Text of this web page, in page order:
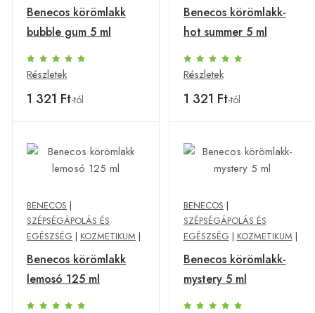
Benecos körömlakk
bubble gum 5 ml
Részletek
1 321 Ft-tól
Benecos körömlakk-
hot summer 5 ml
Részletek
1 321 Ft-tól
BENECOS |
SZÉPSÉGÁPOLÁS ÉS
EGÉSZSÉG | KOZMETIKUM |
Benecos körömlakk
lemosó 125 ml
BENECOS |
SZÉPSÉGÁPOLÁS ÉS
EGÉSZSÉG | KOZMETIKUM |
Benecos körömlakk-
mystery 5 ml